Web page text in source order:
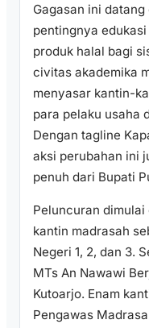
Gagasan ini
pentingnya
produk halal bagi
civitas akademika
menyasar kantin-
para pelaku usaha
Dengan tagline
aksi perubahan ini
penuh dari Bupati
Peluncuran
kantin madrasah
Negeri 1, 2, dan 3.
MTs An Nawawi
Kutoarjo. Enam
Pengawas